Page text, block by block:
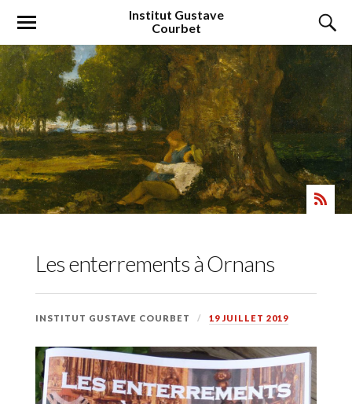
Institut Gustave
Courbet
Les enterrements à Ornans
INSTITUT GUSTAVE COURBET 19 JUILLET 2019